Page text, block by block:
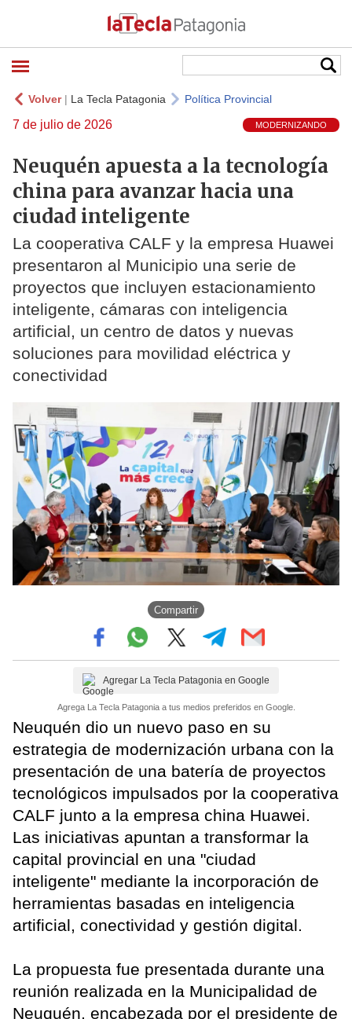
Volver| La Tecla Patagonia Política Provincial
7 de julio de 2026 MODERNIZANDO
Neuquén apuesta a la tecnología
china para avanzar hacia una
ciudad inteligente
La cooperativa CALF y la empresa Huawei
presentaron al Municipio una serie de
proyectos que incluyen estacionamiento
inteligente, cámaras con inteligencia
artificial, un centro de datos y nuevas
soluciones para movilidad eléctrica y
conectividad
Compartir
Agregar La Tecla Patagonia en Google
Agrega La Tecla Patagonia a tus medios preferidos en Google.
Neuquén dio un nuevo paso en su
estrategia de modernización urbana con la
presentación de una batería de proyectos
tecnológicos impulsados por la cooperativa
CALF junto a la empresa china Huawei.
Las iniciativas apuntan a transformar la
capital provincial en una "ciudad
inteligente" mediante la incorporación de
herramientas basadas en inteligencia
artificial, conectividad y gestión digital.
La propuesta fue presentada durante una
reunión realizada en la Municipalidad de
Neuquén, encabezada por el presidente de